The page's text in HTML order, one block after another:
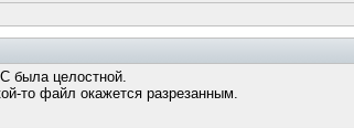
была целостной.
то файл окажется разрезанным.